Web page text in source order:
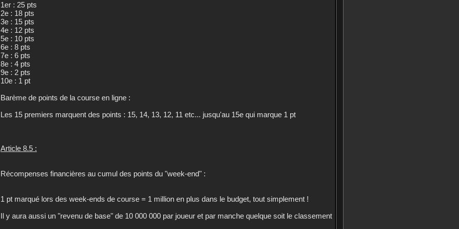
1er : 25 pts
2e : 18 pts
3e : 15 pts
4e : 12 pts
5e : 10 pts
6e : 8 pts
7e : 6 pts
8e : 4 pts
9e : 2 pts
10e : 1 pt
Barème de points de la course en ligne :
Les 15 premiers marquent des points : 15, 14, 13, 12, 11 etc... jusqu'au 15e qui marque 1 pt
Article 8.5 :
Récompenses financières au cumul des points du "week-end" :
1 pt marqué lors des week-ends de course = 1 million en plus dans le budget, tout simplement !
Il y aura aussi un "revenu de base" de 10 000 000 par joueur et par manche quelque soit le classement